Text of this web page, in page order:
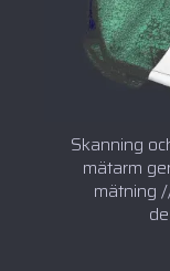
Skanning
mätarm
mätning